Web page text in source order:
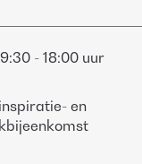
- 18:00 uur
inspiratie- en